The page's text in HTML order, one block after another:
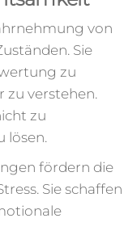
von
Sie
zu
zu verstehen.
zu
lösen.
fördern die
Sie schaffen